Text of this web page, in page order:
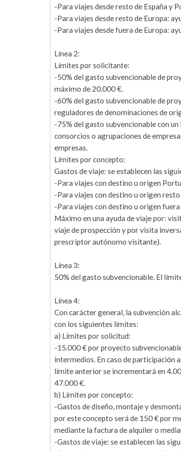
-Para viajes desde resto de España y
-Para viajes desde resto de Europa:
-Para viajes desde fuera de Europa:
Línea 2:
Límites por solicitante:
-50% del gasto subvencionable de
máximo de 20.000 €.
-60% del gasto subvencionable de
reguladores de denominaciones de
-75% del gasto subvencionable con
consorcios o agrupaciones de
empresas.
Límites por concepto:
Gastos de viaje: se establecen las
-Para viajes con destino u origen
-Para viajes con destino u origen
-Para viajes con destino u origen
Máximo en una ayuda de viaje por:
viaje de prospección y por visita
prescriptor autónomo visitante).
Línea 3:
50% del gasto subvencionable. El
Línea 4:
Con carácter general, la subvención
con los siguientes límites:
a) Límites por solicitud:
-15.000 € por proyecto
intermedios. En caso de participación
límite anterior se incrementará en
47.000 €.
b) Límites por concepto:
-Gastos de diseño, montaje y
por este concepto será de 150 € por
mediante la factura de alquiler o
-Gastos de viaje: se establecen las